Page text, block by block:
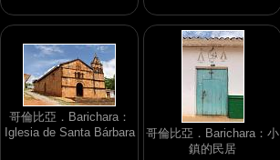
哥倫比亞．Barichara：
Iglesia de Santa Bárbara
哥倫比亞．Barichara：小
鎮的民居